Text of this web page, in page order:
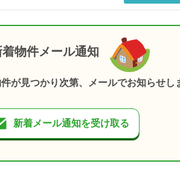
着物件メール通知
が見つかり次第、メールでお知らせし
新着メール通知を受け取る